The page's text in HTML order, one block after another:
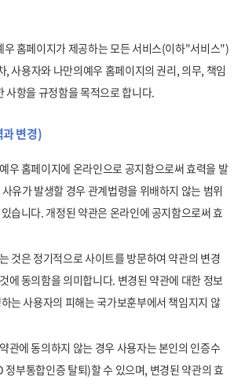
우 홈페이지가 제공하는 모든 서비스(이하"서비스")
, 사용자와 나만의예우 홈페이지의 권리, 의무, 책임
사항을 규정함을 목적으로 합니다.
과 변경)
우 홈페이지에 온라인으로 공지함으로써 효력을 발
유가 발생할 경우 관계법령을 위배하지 않는 범위
습니다. 개정된 약관은 온라인에 공지함으로써 효
것은 정기적으로 사이트를 방문하여 약관의 변경
에 동의함을 의미합니다. 변경된 약관에 대한 정보
는 사용자의 피해는 국가보훈부에서 책임지지 않
관에 동의하지 않는 경우 사용자는 본인의 인증수
부통합인증 탈퇴)할 수 있으며, 변경된 약관의 효